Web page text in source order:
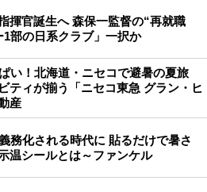
揮官誕生へ 森保一監督の“再就職
1部の日系クラブ」一択か
い！北海道・ニセコで避暑の夏旅
ティが揃う「ニセコ東急 グラン・ヒ
産
務化される時代に 貼るだけで暑さ
温シールとは～ファンケル